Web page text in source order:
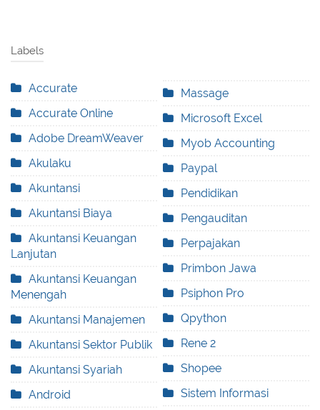
Labels
Accurate
Accurate Online
Adobe DreamWeaver
Akulaku
Akuntansi
Akuntansi Biaya
Akuntansi Keuangan
Lanjutan
Akuntansi Keuangan
Menengah
Akuntansi Manajemen
Akuntansi Sektor Publik
Akuntansi Syariah
Android
Massage
Microsoft Excel
Myob Accounting
Paypal
Pendidikan
Pengauditan
Perpajakan
Primbon Jawa
Psiphon Pro
Qpython
Rene 2
Shopee
Sistem Informasi